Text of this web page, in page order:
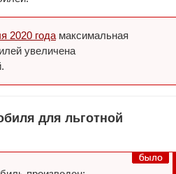
2020 года максимальная
увеличена
для льготной